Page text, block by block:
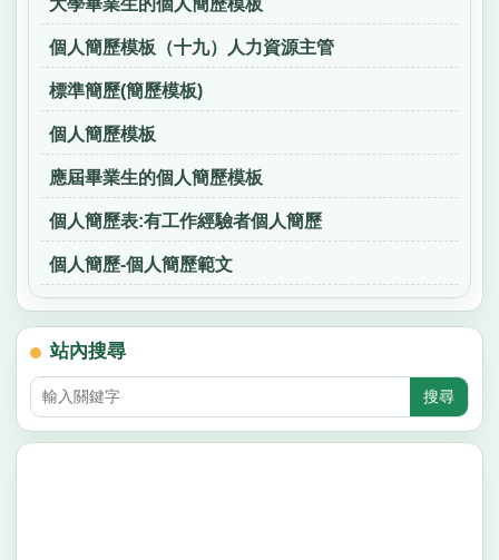
個人簡歷模板（十九）人力資源主管
標準簡歷(簡歷模板)
個人簡歷模板
應屆畢業生的個人簡歷模板
個人簡歷表:有工作經驗者個人簡歷
個人簡歷-個人簡歷範文
站內搜尋